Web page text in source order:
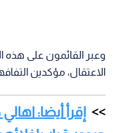
وعبر القائمون على
الاعتقال، مؤكدين
إقرأ أيضا: